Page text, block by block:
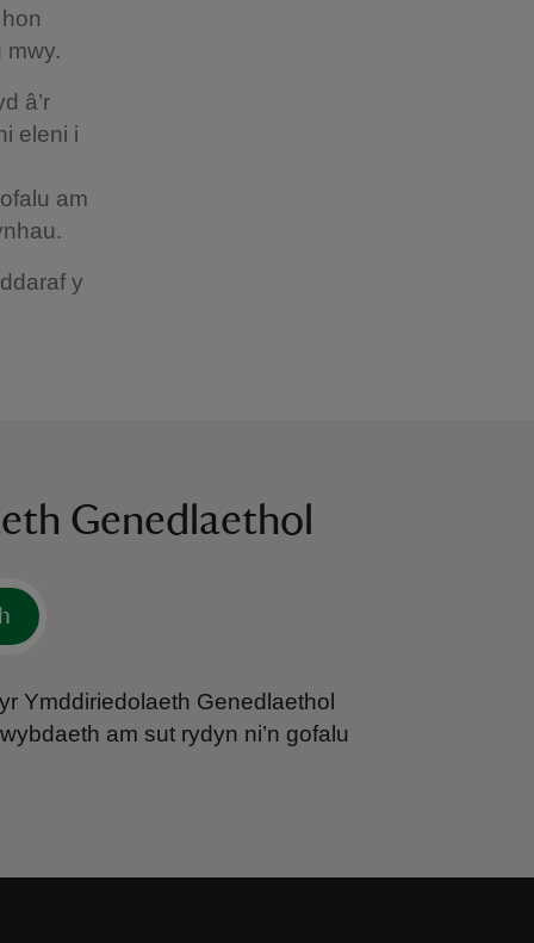
mwy.
â’r
eleni i
am
y
Genedlaethol
Ymddiriedolaeth Genedlaethol
am sut rydyn ni’n gofalu